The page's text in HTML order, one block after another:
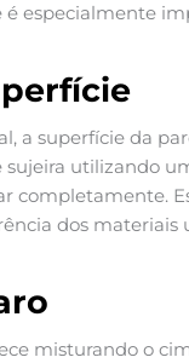
é especialmente
a superfície da
utilizando
completamente.
dos materiais
misturando o